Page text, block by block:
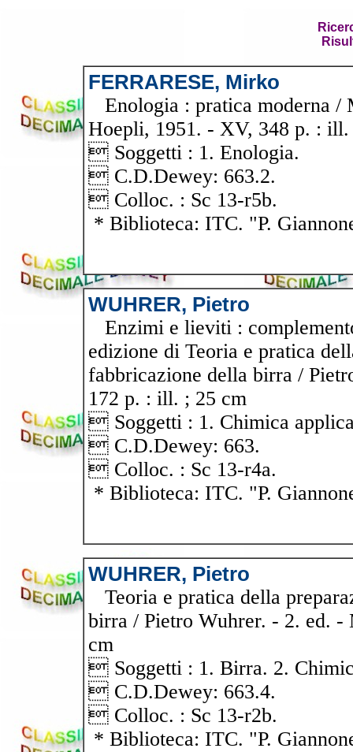
FERRARESE, Mirko
Enologia : pratica moderna /
Hoepli, 1951. - XV, 348 p. : ill.
 Soggetti : 1. Enologia.
 C.D.Dewey: 663.2.
 Colloc. : Sc 13-r5b.
* Biblioteca: ITC. "P.
WUHRER, Pietro
Enzimi e lieviti :
edizione di Teoria e pratica
fabbricazione della birra /
172 p. : ill. ; 25 cm
 Soggetti : 1. Chimica
 C.D.Dewey: 663.
 Colloc. : Sc 13-r4a.
* Biblioteca: ITC. "P.
WUHRER, Pietro
Teoria e pratica della
birra / Pietro Wuhrer. - 2. ed.
cm
 Soggetti : 1. Birra. 2.
 C.D.Dewey: 663.4.
 Colloc. : Sc 13-r2b.
* Biblioteca: ITC. "P.